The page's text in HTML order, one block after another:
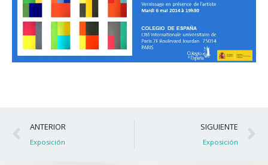
Ant
ANTERIOR
Exposición
SIGUIENTE
Exposición